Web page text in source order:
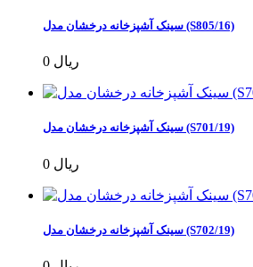
سینک آشپزخانه درخشان مدل (S805/16)
0 ریال
سینک آشپزخانه درخشان مدل (S701/19)
0 ریال
سینک آشپزخانه درخشان مدل (S702/19)